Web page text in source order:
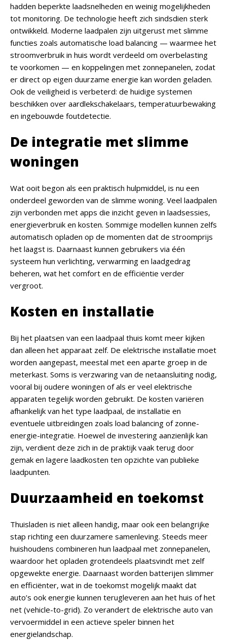
hadden beperkte laadsnelheden en weinig mogelijkheden
tot monitoring. De technologie heeft zich sindsdien sterk
ontwikkeld. Moderne laadpalen zijn uitgerust met slimme
functies zoals automatische load balancing — waarmee het
stroomverbruik in huis wordt verdeeld om overbelasting
te voorkomen — en koppelingen met zonnepanelen, zodat
er direct op eigen duurzame energie kan worden geladen.
Ook de veiligheid is verbeterd: de huidige systemen
beschikken over aardlekschakelaars, temperatuurbewaking
en ingebouwde foutdetectie.
De integratie met slimme
woningen
Wat ooit begon als een praktisch hulpmiddel, is nu een
onderdeel geworden van de slimme woning. Veel laadpalen
zijn verbonden met apps die inzicht geven in laadsessies,
energieverbruik en kosten. Sommige modellen kunnen zelfs
automatisch opladen op de momenten dat de stroomprijs
het laagst is. Daarnaast kunnen gebruikers via één
systeem hun verlichting, verwarming en laadgedrag
beheren, wat het comfort en de efficiëntie verder
vergroot.
Kosten en installatie
Bij het plaatsen van een laadpaal thuis komt meer kijken
dan alleen het apparaat zelf. De elektrische installatie moet
worden aangepast, meestal met een aparte groep in de
meterkast. Soms is verzwaring van de netaansluiting nodig,
vooral bij oudere woningen of als er veel elektrische
apparaten tegelijk worden gebruikt. De kosten variëren
afhankelijk van het type laadpaal, de installatie en
eventuele uitbreidingen zoals load balancing of zonne-
energie-integratie. Hoewel de investering aanzienlijk kan
zijn, verdient deze zich in de praktijk vaak terug door
gemak en lagere laadkosten ten opzichte van publieke
laadpunten.
Duurzaamheid en toekomst
Thuisladen is niet alleen handig, maar ook een belangrijke
stap richting een duurzamere samenleving. Steeds meer
huishoudens combineren hun laadpaal met zonnepanelen,
waardoor het opladen grotendeels plaatsvindt met zelf
opgewekte energie. Daarnaast worden batterijen slimmer
en efficiënter, wat in de toekomst mogelijk maakt dat
auto’s ook energie kunnen terugleveren aan het huis of het
net (vehicle-to-grid). Zo verandert de elektrische auto van
vervoermiddel in een actieve speler binnen het
energielandschap.